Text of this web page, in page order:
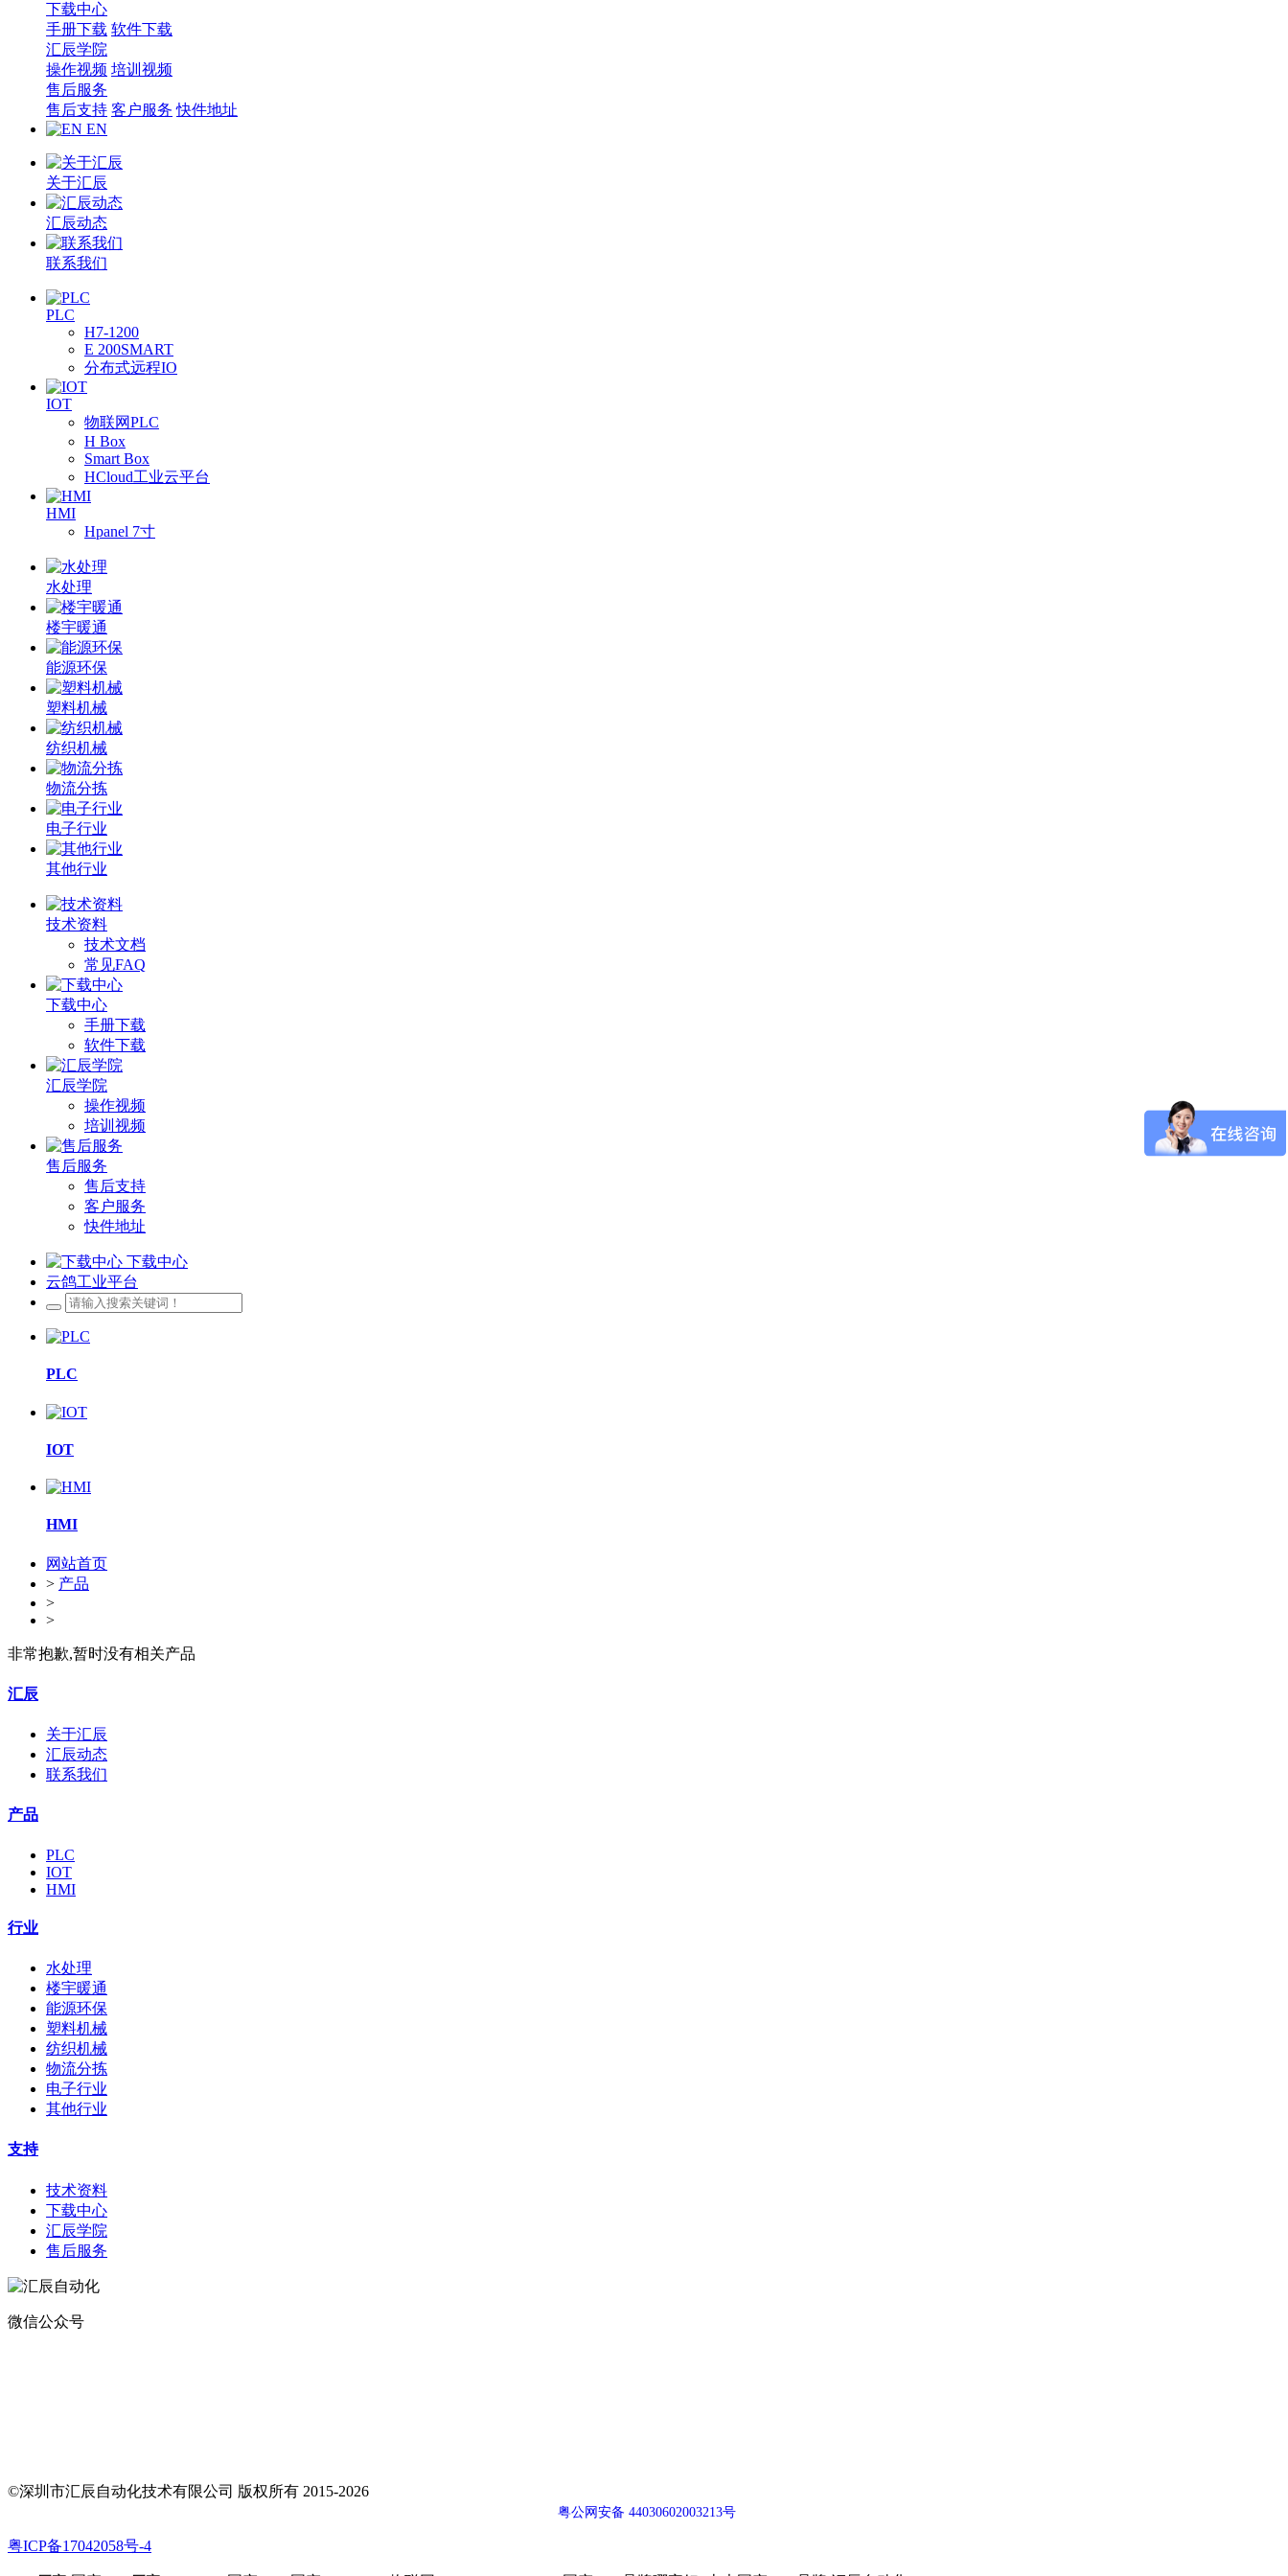
下载中心
手册下载 软件下载
汇辰学院
操作视频 培训视频
售后服务
售后支持 客户服务 快件地址
EN
关于汇辰
汇辰动态
联系我们
PLC
H7-1200
E 200SMART
分布式远程IO
IOT
物联网PLC
H Box
Smart Box
HCloud工业云平台
HMI
Hpanel 7寸
水处理
楼宇暖通
能源环保
塑料机械
纺织机械
物流分拣
电子行业
其他行业
技术资料
技术文档
常见FAQ
下载中心
手册下载
软件下载
汇辰学院
操作视频
培训视频
售后服务
售后支持
客户服务
快件地址
下载中心
云鸽工业平台
PLC
IOT
HMI
网站首页
> 产品
>
>
非常抱歉,暂时没有相关产品
汇辰
关于汇辰
汇辰动态
联系我们
产品
PLC
IOT
HMI
行业
水处理
楼宇暖通
能源环保
塑料机械
纺织机械
物流分拣
电子行业
其他行业
支持
技术资料
下载中心
汇辰学院
售后服务
微信公众号
©深圳市汇辰自动化技术有限公司 版权所有 2015-2026
粤公网安备 44030602003213号
粤ICP备17042058号-4